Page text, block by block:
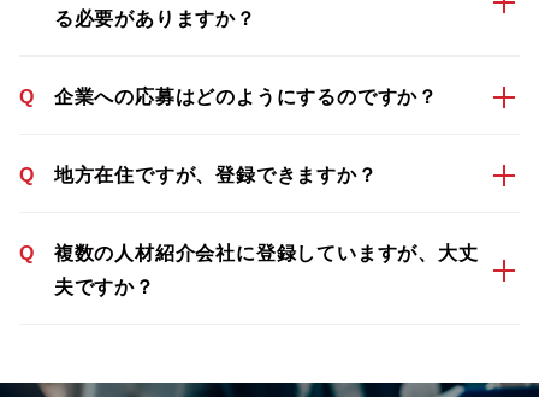
る必要がありますか？
Q 企業への応募はどのようにするのですか？
Q 地方在住ですが、登録できますか？
Q
複数の人材紹介会社に登録していますが、大丈
夫ですか？